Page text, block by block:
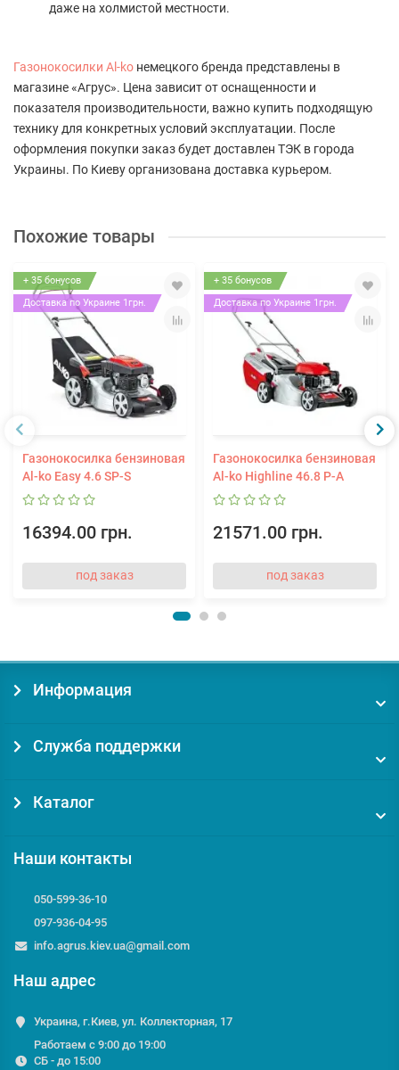
даже на холмистой местности.
Газонокосилки Al-ko немецкого бренда представлены в
магазине «Агрус». Цена зависит от оснащенности и
показателя производительности, важно купить подходящую
технику для конкретных условий эксплуатации. После
оформления покупки заказ будет доставлен ТЭК в города
Украины. По Киеву организована доставка курьером.
Похожие товары
+ 35 бонусов
Доставка по Украине 1грн.
Газонокосилка бензиновая
Al-ko Easy 4.6 SP-S
16394.00 грн.
под заказ
+ 35 бонусов
Доставка по Украине 1грн.
Газонокосилка бензиновая
Al-ko Highline 46.8 P-A
21571.00 грн.
под заказ
Информация
Служба поддержки
Каталог
Наши контакты
050-599-36-10
097-936-04-95
info.agrus.kiev.ua@gmail.com
Наш адрес
Украина, г.Киев, ул. Коллекторная, 17
Работаем с 9:00 до 19:00
СБ - до 15:00